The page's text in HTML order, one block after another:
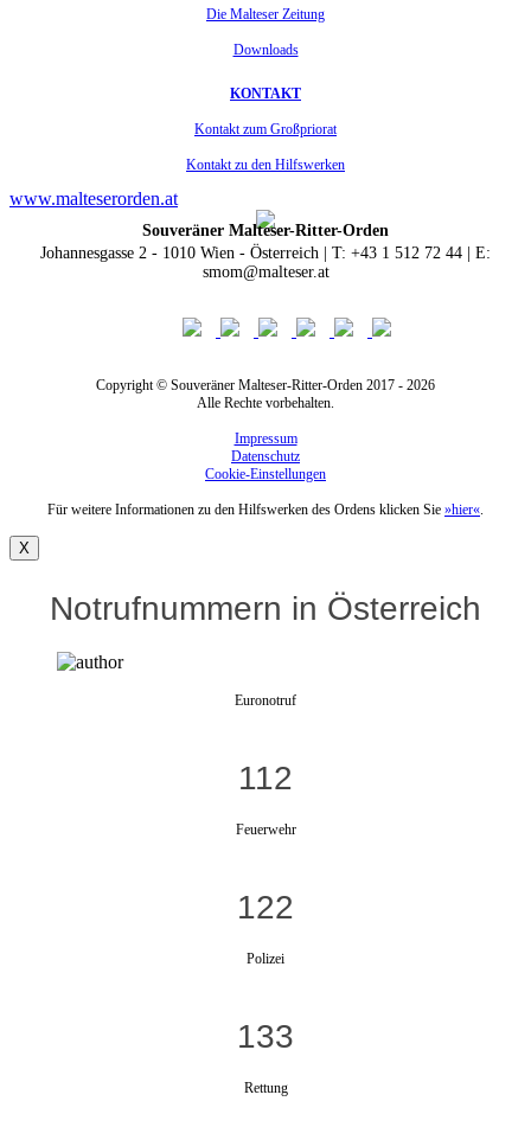
Die Malteser Zeitung
Downloads
KONTAKT
Kontakt zum Großpriorat
Kontakt zu den Hilfswerken
www.malteserorden.at
Souveräner Malteser-Ritter-Orden
Johannesgasse 2 - 1010 Wien - Österreich | T: +43 1 512 72 44 | E:
smom@malteser.at
Copyright © Souveräner Malteser-Ritter-Orden 2017 - 2026
Alle Rechte vorbehalten.
Impressum
Datenschutz
Cookie-Einstellungen
Für weitere Informationen zu den Hilfswerken des Ordens klicken Sie »hier«.
X
Notrufnummern in Österreich
Euronotruf
112
Feuerwehr
122
Polizei
133
Rettung